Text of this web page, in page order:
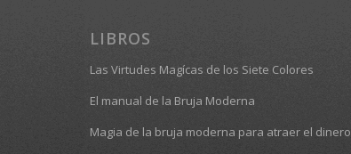
LIBROS
Las Virtudes Magícas de los Siete Colores
El manual de la Bruja Moderna
Magia de la bruja moderna para atraer el dinero